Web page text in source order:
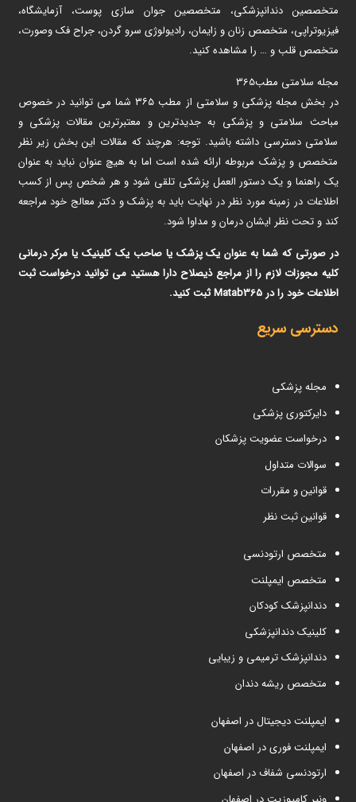
متخصصین دندانپزشکی، متخصصین جوان سازی پوست، آزمایشگاه،
فیزیوتراپی، متخصص زنان و زایمان، رادیولوژی سرو گردن، جراح فک وصورت،
متخصص قلب و … را مشاهده کنید.
مجله سلامتی مطب365
در بخش مجله پزشکی و سلامتی از مطب ۳۶۵ شما می توانید در خصوص
مباحث سلامتی و پزشکی به جدیدترین و معتبرترین مقالات پزشکی و
سلامتی دسترسی داشته باشید. توجه: هرچند که مقالات این بخش زیر نظر
متخصص و پزشک مربوطه ارائه شده است اما به هیچ عنوان نباید به عنوان
یک راهنما و یک دستور العمل پزشکی تلقی شود و هر شخص پس از کسب
اطلاعات در زمینه مورد نظر در نهایت باید به پزشک و دکتر معالج خود مراجعه
کند و تحت نظر ایشان درمان و مداوا شود.
در صورتی که شما به عنوان یک پزشک یا صاحب یک کلینیک یا مرکر درمانی
کلیه مجوزات لازم را از مراجع ذیصلاح دارا هستید می توانید درخواست ثبت
اطلاعات خود را در Matab365 ثبت کنید.
دسترسی سریع
مجله پزشکی
دایرکتوری پزشکی
درخواست عضویت پزشکان
سوالات متداول
قوانین و مقررات
قوانین ثبت نظر
متخصص ارتودنسی
متخصص ایمپلنت
دندانپزشک کودکان
کلینیک دندانپزشکی
دندانپزشک ترمیمی و زیبایی
متخصص ریشه دندان
ایمپلنت دیجیتال در اصفهان
ایمپلنت فوری در اصفهان
ارتودنسی شفاف در اصفهان